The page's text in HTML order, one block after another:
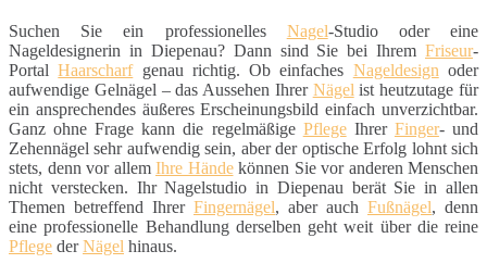
Suchen Sie ein professionelles Nagel-Studio oder eine
Nageldesignerin in Diepenau? Dann sind Sie bei Ihrem Friseur-
PortalHaarscharfgenau richtig. Ob einfaches Nageldesign oder
aufwendige Gelnägel – das Aussehen Ihrer Nägel ist heutzutage für
ein ansprechendes äußeres Erscheinungsbild einfach unverzichtbar.
Ganz ohne Frage kann die regelmäßige PflegeIhrer Finger- und
Zehennägel sehr aufwendig sein, aber der optische Erfolg lohnt sich
stets, denn vor allem Ihre Händekönnen Sie vor anderen Menschen
nicht verstecken. Ihr Nagelstudio in Diepenau berät Sie in allen
Themen betreffend Ihrer Fingernägel, aber auch Fußnägel, denn
eine professionelle Behandlung derselben geht weit über die reine
Pflege derNägel hinaus.